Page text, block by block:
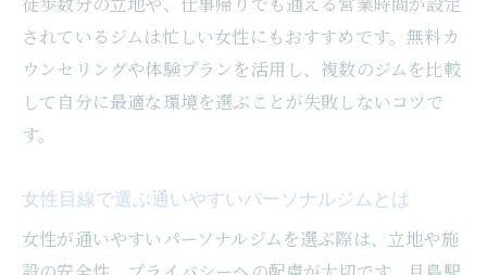
されているジムは忙しい女性にもおすすめです。無料カ
ウンセリングや体験プランを活用し、複数のジムを比較
して自分に最適な環境を選ぶことが失敗しないコツで
す。
女性目線で選ぶ通いやすいパーソナルジムとは
女性が通いやすいパーソナルジムを選ぶ際は、立地や施